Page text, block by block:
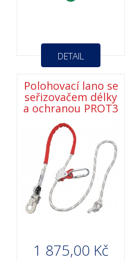
DETAIL
Polohovací lano se
seřizovačem délky
a ochranou PROT3
1 875,00 Kč